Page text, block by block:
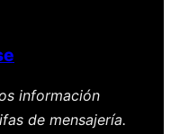
información
de mensajería.